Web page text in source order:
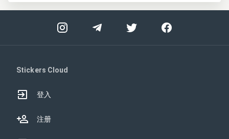
Stickers Cloud
登入
注册